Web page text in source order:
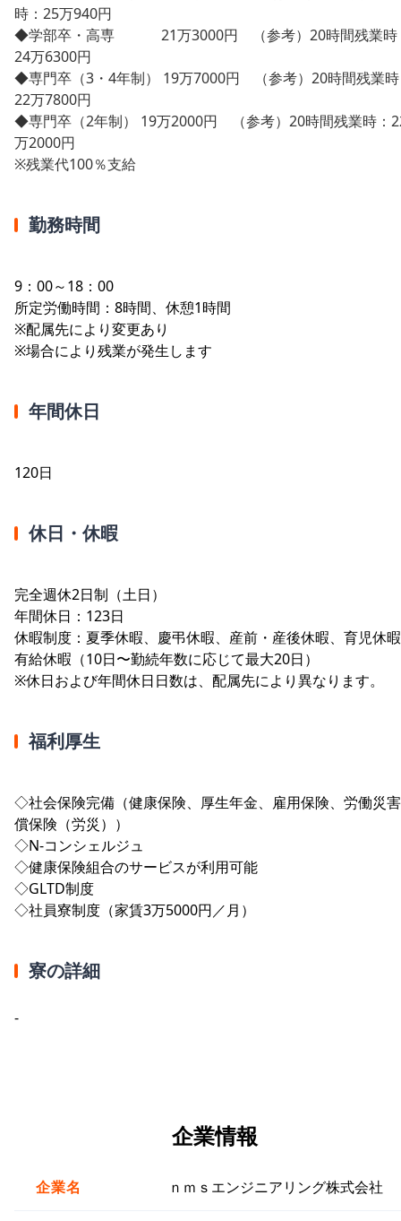
時：25万940円
◆学部卒・高専 21万3000円 （参考）20時間残業時
24万6300円
◆専門卒（3・4年制） 19万7000円 （参考）20時間残業
22万7800円
◆専門卒（2年制） 19万2000円 （参考）20時間残業時：
万2000円
※残業代100％支給
勤務時間
9：00～18：00
所定労働時間：8時間、休憩1時間
※配属先により変更あり
※場合により残業が発生します
年間休日
120日
休日・休暇
完全週休2日制（土日）
年間休日：123日
休暇制度：夏季休暇、慶弔休暇、産前・産後休暇、育児休
有給休暇（10日〜勤続年数に応じて最大20日）
※休日および年間休日日数は、配属先により異なります。
福利厚生
◇社会保険完備（健康保険、厚生年金、雇用保険、労働災
償保険（労災））
◇N-コンシェルジュ
◇健康保険組合のサービスが利用可能
◇GLTD制度
◇社員寮制度（家賃3万5000円／月）
寮の詳細
-
企業情報
企業名 ｎｍｓエンジニアリング株式会社